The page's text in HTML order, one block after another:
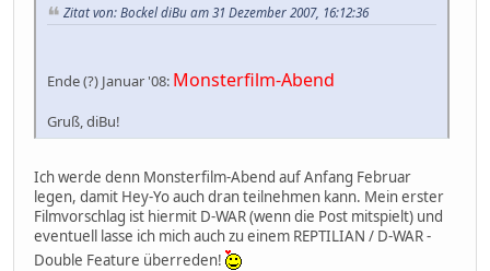
Zitat von: Bockel diBu am 31 Dezember 2007, 16:12:36
Ende (?) Januar '08: Monsterfilm-Abend
Gruß, diBu!
Ich werde denn Monsterfilm-Abend auf Anfang Februar
legen, damit Hey-Yo auch dran teilnehmen kann. Mein erster
Filmvorschlag ist hiermit D-WAR (wenn die Post mitspielt) und
eventuell lasse ich mich auch zu einem REPTILIAN / D-WAR -
Double Feature überreden!